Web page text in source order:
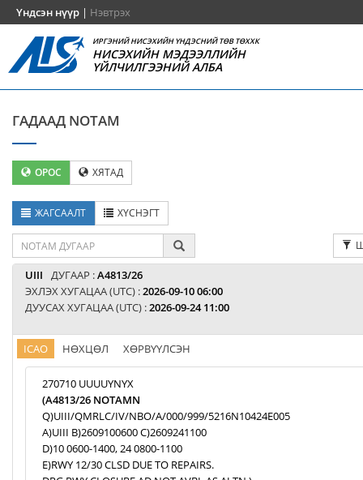
Үндсэн нүүр | Нэвтрэх
ИРГЭНИЙ НИСЭХИЙН ҮНДЭСНИЙ ТӨВ ТӨХХК
НИСЭХИЙН МЭДЭЭЛЛИЙН
ҮЙЛЧИЛГЭЭНИЙ АЛБА
ГАДААД NOTAM
ОРОС ХЯТАД
ЖАГСААЛТ ХҮСНЭГТ
UIII ДУГААР :A4813/26
ЭХЛЭХ ХУГАЦАА (UTC) :2026-09-10 06:00
ДУУСАХ ХУГАЦАА (UTC) :2026-09-24 11:00
ICAO НӨХЦӨЛ ХӨРВҮҮЛСЭН
270710 UUUUYNYX
(A4813/26 NOTAMN
Q)UIII/QMRLC/IV/NBO/A/000/999/5216N10424E005
A)UIII B)2609100600 C)2609241100
D)10 0600-1400, 24 0800-1100
E)RWY 12/30 CLSD DUE TO REPAIRS.